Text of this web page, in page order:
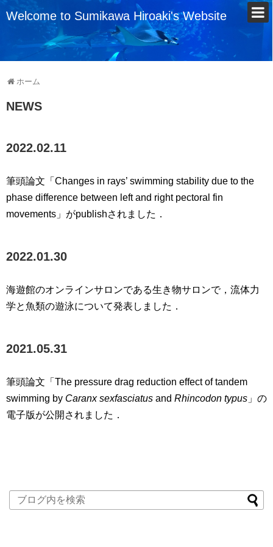
Welcome to Sumikawa Hiroaki's Website
ホーム
NEWS
2022.02.11
筆頭論文「Changes in rays’ swimming stability due to the
phase difference between left and right pectoral fin
movements」がpublishされました．
2022.01.30
海遊館のオンラインサロンである生き物サロンで，流体力
学と魚類の遊泳について発表しました．
2021.05.31
筆頭論文「The pressure drag reduction effect of tandem
swimming by Caranx sexfasciatus and Rhincodon typus 」の
電子版が公開されました．